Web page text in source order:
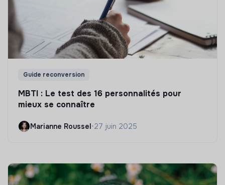
Guide reconversion
MBTI : Le test des 16 personnalités pour
mieux se connaître
Marianne Roussel•27 juin 2025